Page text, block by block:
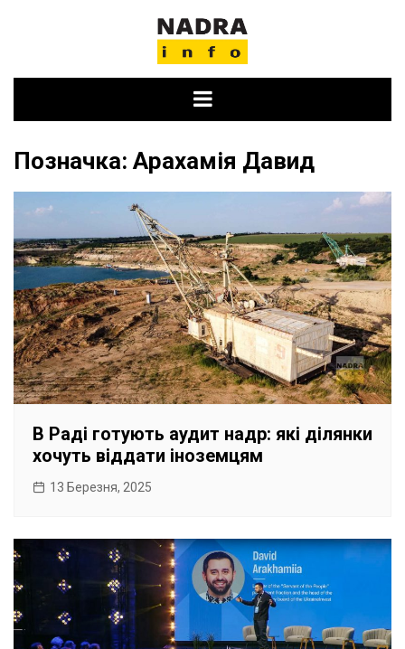
Позначка: Арахамія Давид
В Раді готують аудит надр: які ділянки
хочуть віддати іноземцям
13 Березня, 2025